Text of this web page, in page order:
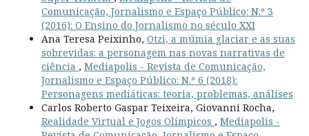
Comunicação, Jornalismo e Espaço Público: N.º 3
(2016): O Ensino do Jornalismo no século XXI
Ana Teresa Peixinho, Otzi, a múmia glaciar e as suas
sobrevidas: a personagem nas novas narrativas de
ciência , Mediapolis - Revista de Comunicação,
Jornalismo e Espaço Público: N.º 6 (2018):
Personagens mediáticas: teoria, problemas, análises
Carlos Roberto Gaspar Teixeira, Giovanni Rocha,
Realidade Virtual e Jogos Olímpicos , Mediapolis -